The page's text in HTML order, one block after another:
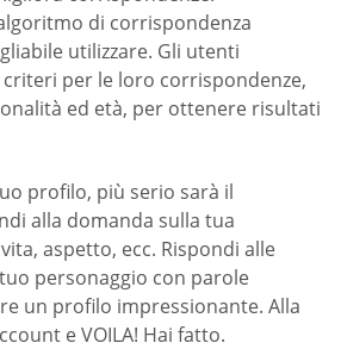
di corrispondenza
utilizzare. Gli utenti
per le loro corrispondenze,
ed età, per ottenere risultati
profilo, più serio sarà il
alla domanda sulla tua
aspetto, ecc. Rispondi alle
personaggio con parole
un profilo impressionante. Alla
e VOILA! Hai fatto.